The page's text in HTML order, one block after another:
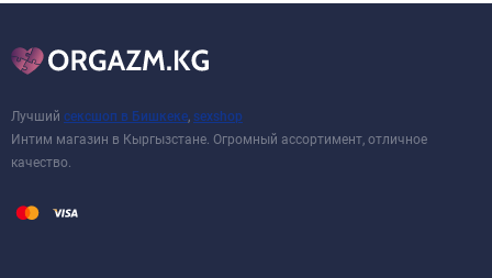
Лучший сексшоп в Бишкеке sexshop
Интим магазин в Кыргызстане. Огромный ассортимент, отличное
качество.